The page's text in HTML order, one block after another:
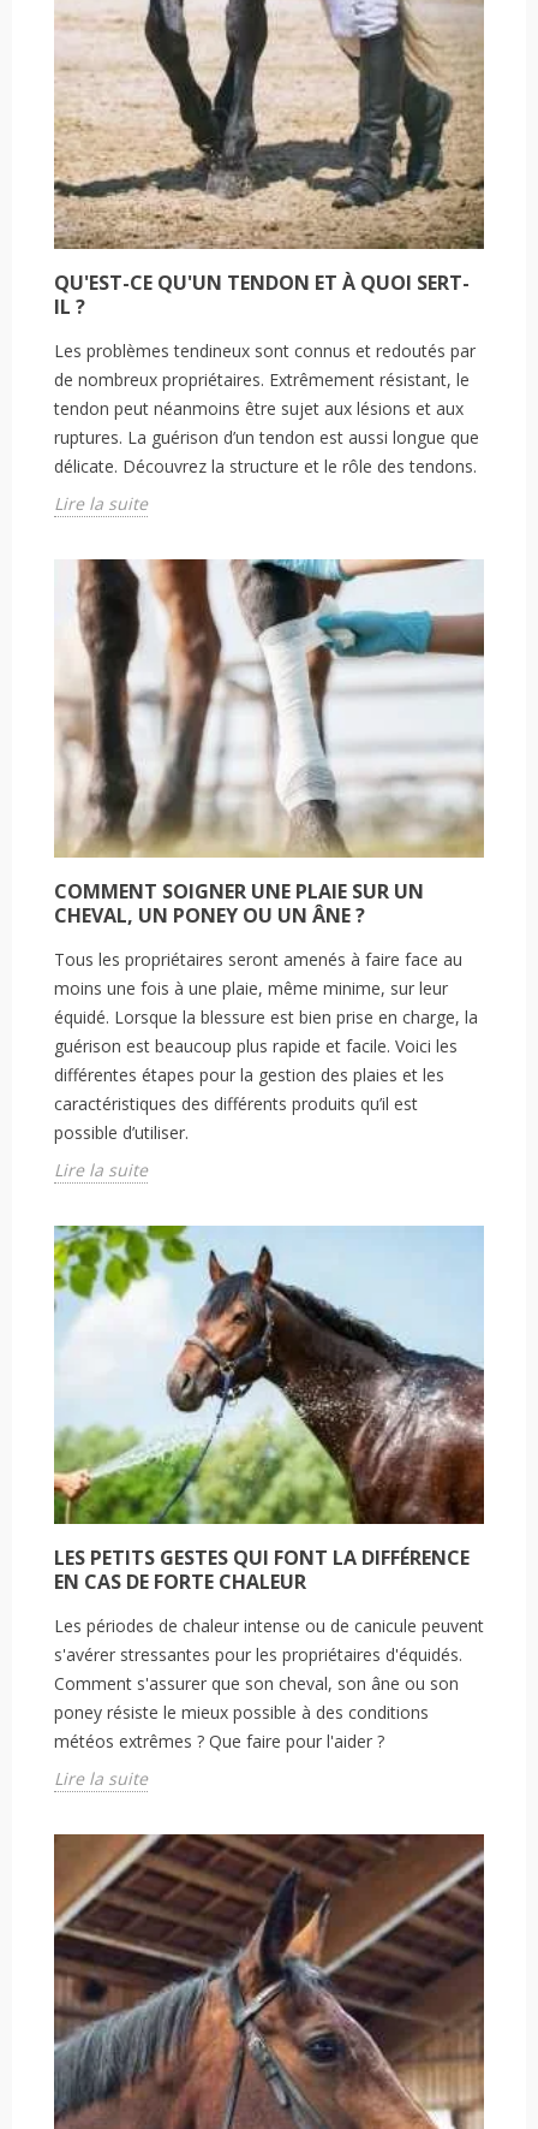
QU'EST-CE QU'UN TENDON ET À QUOI SERT-
IL ?
Les problèmes tendineux sont connus et redoutés par
de nombreux propriétaires. Extrêmement résistant, le
tendon peut néanmoins être sujet aux lésions et aux
ruptures. La guérison d’un tendon est aussi longue que
délicate. Découvrez la structure et le rôle des tendons.
Lire la suite
COMMENT SOIGNER UNE PLAIE SUR UN
CHEVAL, UN PONEY OU UN ÂNE ?
Tous les propriétaires seront amenés à faire face au
moins une fois à une plaie, même minime, sur leur
équidé. Lorsque la blessure est bien prise en charge, la
guérison est beaucoup plus rapide et facile. Voici les
différentes étapes pour la gestion des plaies et les
caractéristiques des différents produits qu’il est
possible d’utiliser.
Lire la suite
LES PETITS GESTES QUI FONT LA DIFFÉRENCE
EN CAS DE FORTE CHALEUR
Les périodes de chaleur intense ou de canicule peuvent
s'avérer stressantes pour les propriétaires d'équidés.
Comment s'assurer que son cheval, son âne ou son
poney résiste le mieux possible à des conditions
météos extrêmes ? Que faire pour l'aider ?
Lire la suite